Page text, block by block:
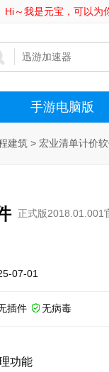
Hi～我是元宝，可以为
手游电脑版
建筑 > 宏业清单计价
正式版2018.01.001
07-01
插件 无病毒
功能